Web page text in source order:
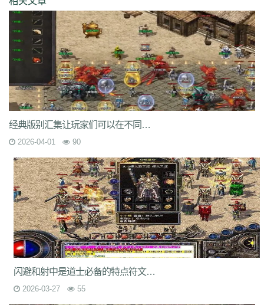
经典版别汇集让玩家们可以在不同中重温那些难忘的瞬间
2026-04-01 90
闪避和射中是道士必备的特点符文碎片是一种紫色品质的道具
2026-03-27 55